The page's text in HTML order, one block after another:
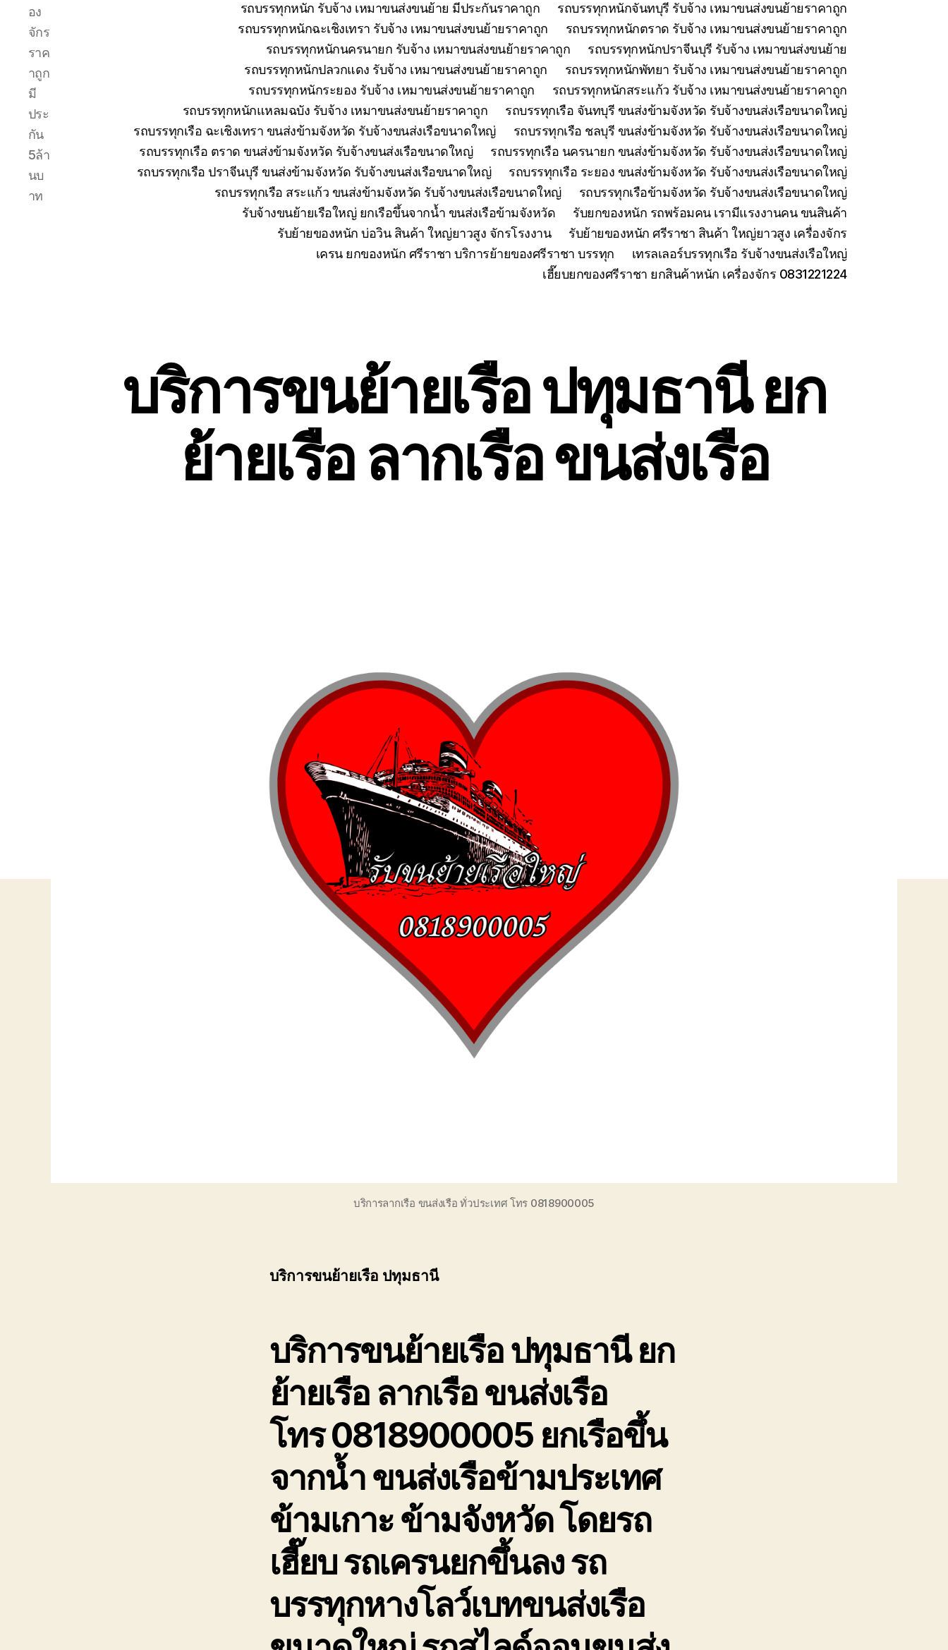
อง
จักร
ราค
าถูก
มี
ประ
กัน
5ล้า
นบ
าท
รถบรรทุกหนัก รับจ้าง เหมาขนส่งขนย้าย มีประกันราคาถูก
รถบรรทุกหนักจันทบุรี รับจ้าง เหมาขนส่งขนย้ายราคาถูก
รถบรรทุกหนักฉะเชิงเทรา รับจ้าง เหมาขนส่งขนย้ายราคาถูก
รถบรรทุกหนักตราด รับจ้าง เหมาขนส่งขนย้ายราคาถูก
รถบรรทุกหนักนครนายก รับจ้าง เหมาขนส่งขนย้ายราคาถูก
รถบรรทุกหนักปราจีนบุรี รับจ้าง เหมาขนส่งขนย้าย
รถบรรทุกหนักปลวกแดง รับจ้าง เหมาขนส่งขนย้ายราคาถูก
รถบรรทุกหนักพัทยา รับจ้าง เหมาขนส่งขนย้ายราคาถูก
รถบรรทุกหนักระยอง รับจ้าง เหมาขนส่งขนย้ายราคาถูก
รถบรรทุกหนักสระแก้ว รับจ้าง เหมาขนส่งขนย้ายราคาถูก
รถบรรทุกหนักแหลมฉบัง รับจ้าง เหมาขนส่งขนย้ายราคาถูก
รถบรรทุกเรือ จันทบุรี ขนส่งข้ามจังหวัด รับจ้างขนส่งเรือขนาดใหญ่
รถบรรทุกเรือ ฉะเชิงเทรา ขนส่งข้ามจังหวัด รับจ้างขนส่งเรือขนาดใหญ่
รถบรรทุกเรือ ชลบุรี ขนส่งข้ามจังหวัด รับจ้างขนส่งเรือขนาดใหญ่
รถบรรทุกเรือ ตราด ขนส่งข้ามจังหวัด รับจ้างขนส่งเรือขนาดใหญ่
รถบรรทุกเรือ นครนายก ขนส่งข้ามจังหวัด รับจ้างขนส่งเรือขนาดใหญ่
รถบรรทุกเรือ ปราจีนบุรี ขนส่งข้ามจังหวัด รับจ้างขนส่งเรือขนาดใหญ่
รถบรรทุกเรือ ระยอง ขนส่งข้ามจังหวัด รับจ้างขนส่งเรือขนาดใหญ่
รถบรรทุกเรือ สระแก้ว ขนส่งข้ามจังหวัด รับจ้างขนส่งเรือขนาดใหญ่
รถบรรทุกเรือข้ามจังหวัด รับจ้างขนส่งเรือขนาดใหญ่
รับจ้างขนย้ายเรือใหญ่ ยกเรือขึ้นจากน้ำ ขนส่งเรือข้ามจังหวัด
รับยกของหนัก รถพร้อมคน เรามีแรงงานคน ขนสินค้า
รับย้ายของหนัก บ่อวิน สินค้า ใหญ่ยาวสูง จักรโรงงาน
รับย้ายของหนัก ศรีราชา สินค้า ใหญ่ยาวสูง เครื่องจักร
เครน ยกของหนัก ศรีราชา บริการย้ายของศรีราชา บรรทุก
เทรลเลอร์บรรทุกเรือ รับจ้างขนส่งเรือใหญ่
เฮี๊ยบยกของศรีราชา ยกสินค้าหนัก เครื่องจักร 0831221224
บริการขนย้ายเรือ ปทุมธานี ยก
ย้ายเรือ ลากเรือ ขนส่งเรือ
บริการลากเรือ ขนส่งเรือ ทั่วประเทศ โทร 0818900005
บริการขนย้ายเรือ ปทุมธานี
บริการขนย้ายเรือ ปทุมธานี ยก
ย้ายเรือ ลากเรือ ขนส่งเรือ
โทร 0818900005 ยกเรือขึ้น
จากน้ำ ขนส่งเรือข้ามประเทศ
ข้ามเกาะ ข้ามจังหวัด โดยรถ
เฮี๊ยบ รถเครนยกขึ้นลง รถ
บรรทุกหางโลว์เบทขนส่งเรือ